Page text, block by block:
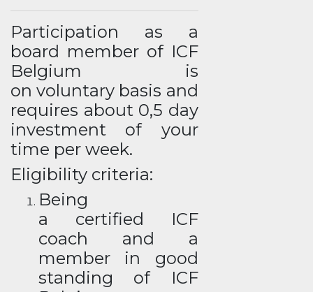
Participation as a
board member of ICF
Belgium is
on voluntary basis and
requires about 0,5 day
investment of your
time per week.
Eligibility criteria:
Being
a certified ICF
coach and a
member in good
standing of ICF